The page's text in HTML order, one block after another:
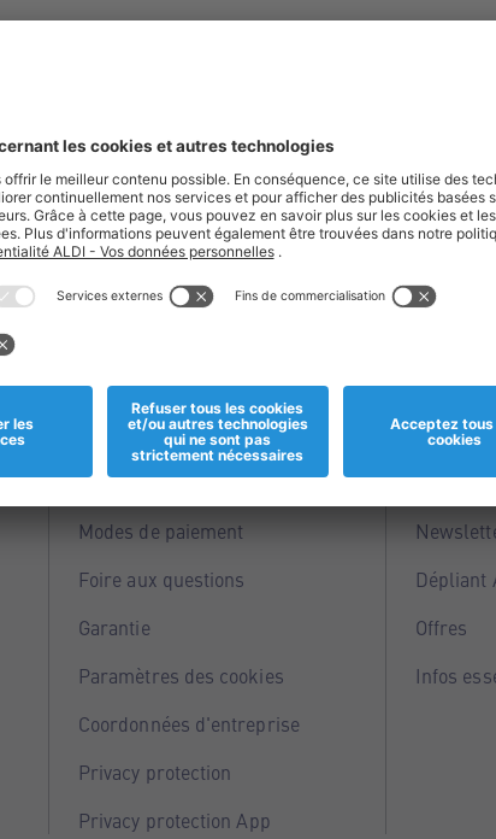
aucune de nos offres.
Informations
Magasins
Modes de paiement
Foire aux questions
Garantie
Paramètres des cookies
Coordonnées d'entreprise
Privacy protection
Privacy protection App
Points
Dépliant
Offres
Infos